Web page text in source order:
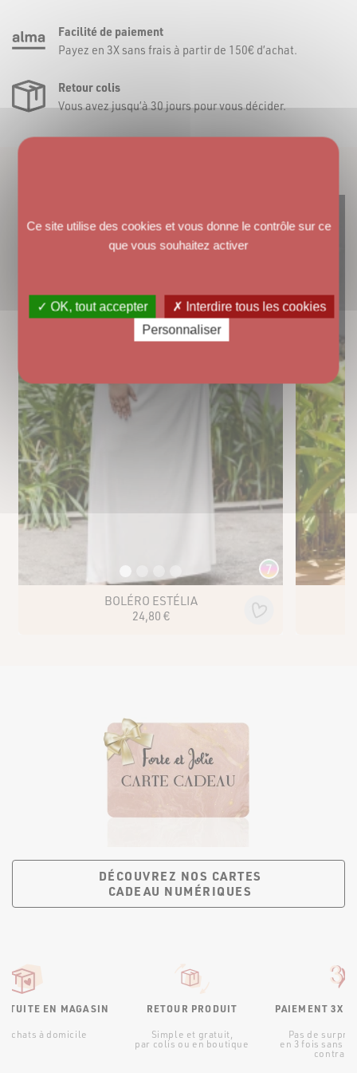
Facilité de paiement
Payez en 3X sans frais à partir de 150€ d’achat.
Retour colis
Vous avez jusqu’à 30 jours pour vous décider.
BOLÉRO ESTÉLIA
24,80 €
7
DÉCOUVREZ NOS CARTES
CADEAU NUMÉRIQUES
EN MAGASIN
à domicile
RETOUR PRODUIT
Simple et gratuit,
par colis ou en boutique
PAIEMENT 3X
Pas de
en 3 fois sans
Ce site utilise des cookies et vous donne le contrôle sur ce
que vous souhaitez activer
✓ OK, tout accepter
✗ Interdire tous les cookies
Personnaliser